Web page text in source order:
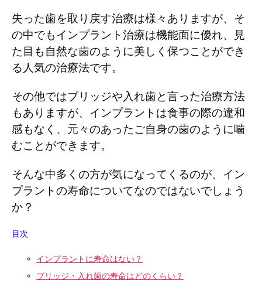
失った歯を取り戻す治療は様々ありますが、そ
の中でもインプラント治療は機能面に優れ、見
た目も自然な歯のように美しく保つことができ
る人気の治療法です。
その他ではブリッジや入れ歯と言った治療方法
もありますが、インプラントは食事の際の違和
感もなく、元々のあったご自身の歯のように噛
むことができます。
そんな中多くの方が気になってくるのが、イン
プラントの寿命についてなのではないでしょう
か？
目次
インプラントに寿命はない？
ブリッジ・入れ歯の寿命はどのくらい？